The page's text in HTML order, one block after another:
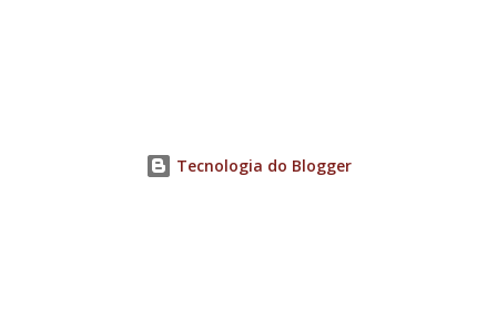
conexões com o ecossistema de inovação e aporte financeiro
Tecnologia do Blogger